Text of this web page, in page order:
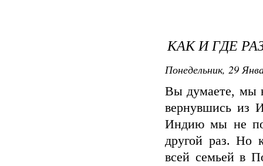
КАК И ГДЕ
Понедельник, 29
Вы думаете, мы
вернувшись из
Индию мы не
другой раз. Но
всей семьей в